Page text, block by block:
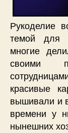
Рукоделие
темой для
многие
своими
красивые
вышивали и
времени у
нынешних